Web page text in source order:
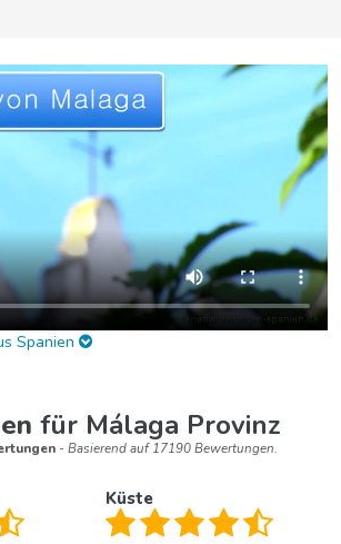
Spanien
für Málaga Provinz
- Basierend auf 17190 Bewertungen.
Küste